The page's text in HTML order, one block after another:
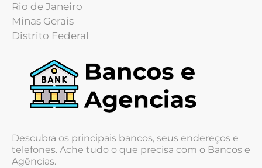
Rio de Janeiro
Minas Gerais
Distrito Federal
Descubra os principais bancos, seus endereços e
telefones. Ache tudo o que precisa com o Bancos e
Agências.